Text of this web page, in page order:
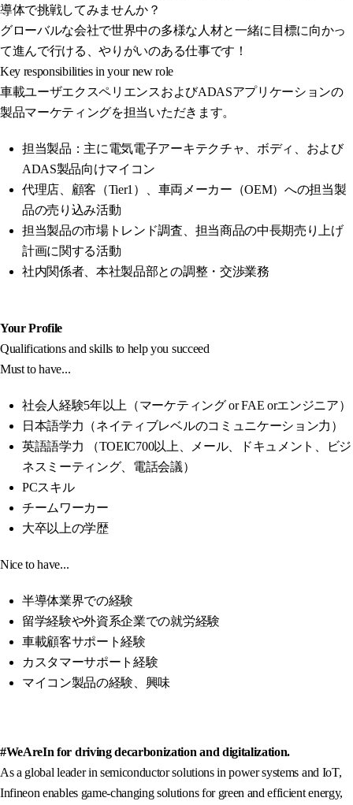
導体で挑戦してみませんか？
グローバルな会社で世界中の多様な人材と一緒に目標に向かっ
て進んで行ける、やりがいのある仕事です！
Key responsibilities in your new role
車載ユーザエクスペリエンスおよびADASアプリケーションの
製品マーケティングを担当いただきます。
担当製品：主に電気電子アーキテクチャ、ボディ、および
ADAS製品向けマイコン
代理店、顧客（Tier1）、車両メーカー（OEM）への担当製
品の売り込み活動
担当製品の市場トレンド調査、担当商品の中長期売り上げ
計画に関する活動
社内関係者、本社製品部との調整・交渉業務
Your Profile
Qualifications and skills to help you succeed
Must to have...
社会人経験5年以上（マーケティング or FAE orエンジニア）
日本語学力（ネイティブレベルのコミュニケーション力）
英語語学力 （TOEIC700以上、メール、ドキュメント、ビジ
ネスミーティング、電話会議）
PCスキル
チームワーカー
大卒以上の学歴
Nice to have...
半導体業界での経験
留学経験や外資系企業での就労経験
車載顧客サポート経験
カスタマーサポート経験
マイコン製品の経験、興味
#WeAreIn for driving decarbonization and digitalization.
As a global leader in semiconductor solutions in power systems and IoT,
Infineon enables game-changing solutions for green and efficient energy,